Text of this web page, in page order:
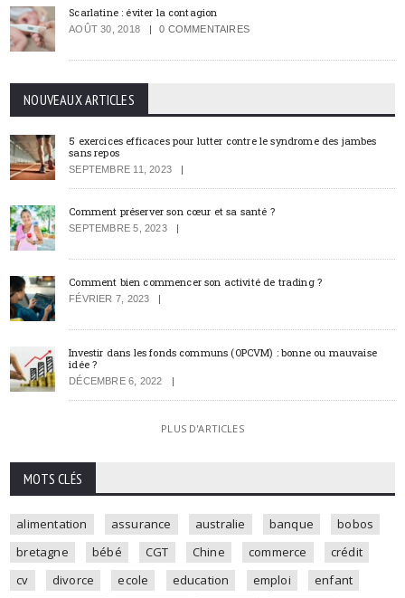
Scarlatine : éviter la contagion
AOÛT 30, 2018 0 COMMENTAIRES
NOUVEAUX ARTICLES
5 exercices efficaces pour lutter contre le syndrome des jambes
sans repos
SEPTEMBRE 11, 2023
Comment préserver son cœur et sa santé ?
SEPTEMBRE 5, 2023
Comment bien commencer son activité de trading ?
FÉVRIER 7, 2023
Investir dans les fonds communs (OPCVM) : bonne ou mauvaise
idée ?
DÉCEMBRE 6, 2022
PLUS D'ARTICLES
MOTS CLÉS
alimentation assurance australie banque
bobos
bretagne
bébé CGT Chine commerce
crédit
cv
divorce ecole education emploi
enfant